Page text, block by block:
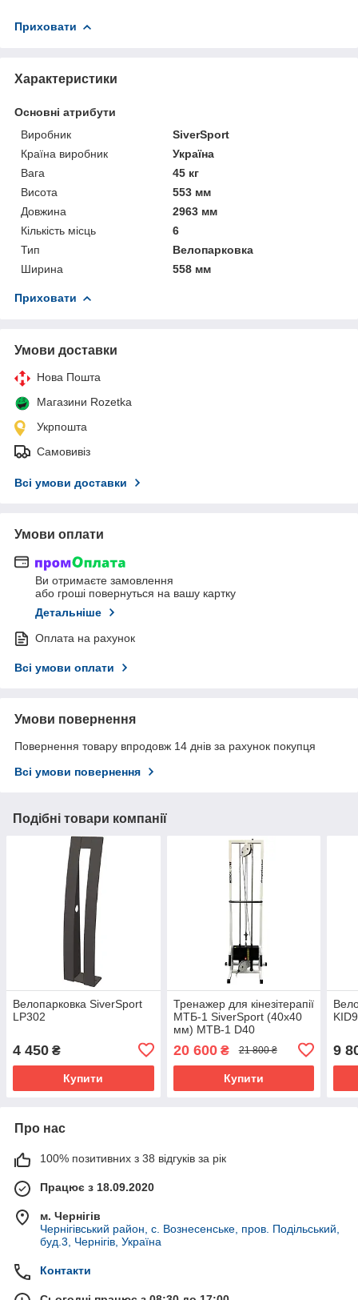
Приховати
Характеристики
Основні атрибути
Виробник
SiverSport
Країна виробник
Україна
Вага
45 кг
Висота
553 мм
Довжина
2963 мм
Кількість місць
6
Тип
Велопарковка
Ширина
558 мм
Приховати
Умови доставки
Нова Пошта
Магазини Rozetka
Укрпошта
Самовивіз
Всі умови доставки
Умови оплати
Ви отримаєте замовлення
або гроші повернуться на вашу картку
Детальніше
Оплата на рахунок
Всі умови оплати
Умови повернення
Повернення товару впродовж 14 днів за рахунок покупця
Всі умови повернення
Подібні товари компанії
Велопарковка SiverSport
LP302
4 450 ₴
Купити
Тренажер для кінезітерапії
МТБ-1 SiverSport (40х40
мм) MTB-1 D40
20 600₴ 21 800 ₴
Купити
9
Про нас
100% позитивних з 38 відгуків за рік
Працює з 18.09.2020
м. Чернігів
Чернігівський район, с. Вознесенське, пров. Подільський,
буд.3, Чернігів, Україна
Контакти